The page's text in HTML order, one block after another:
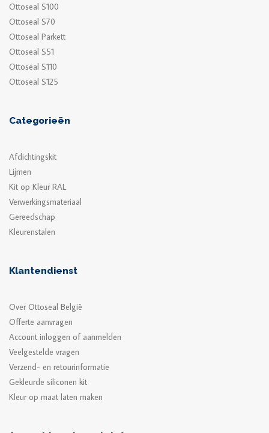
Ottoseal S100
Ottoseal S70
Ottoseal Parkett
Ottoseal S51
Ottoseal S110
Ottoseal S125
Categorieën
Afdichtingskit
Lijmen
Kit op Kleur RAL
Verwerkingsmateriaal
Gereedschap
Kleurenstalen
Klantendienst
Over Ottoseal België
Offerte aanvragen
Account inloggen of aanmelden
Veelgestelde vragen
Verzend- en retourinformatie
Gekleurde siliconen kit
Kleur op maat laten maken